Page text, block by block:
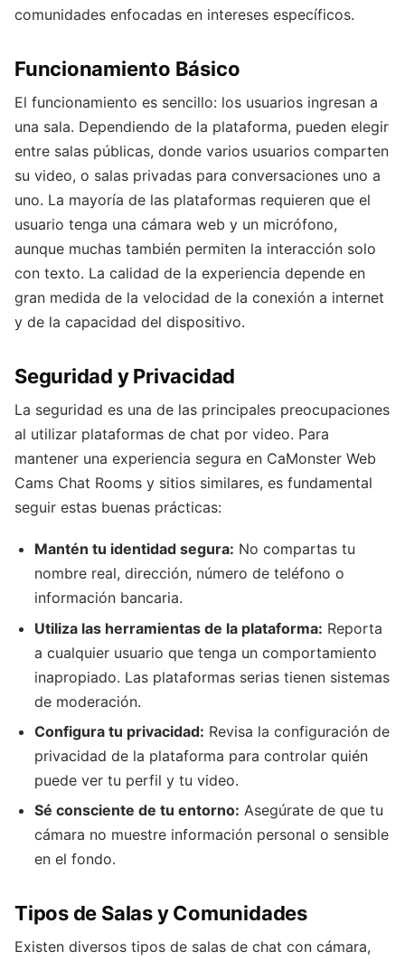
comunidades enfocadas en intereses específicos.
Funcionamiento Básico
El funcionamiento es sencillo: los usuarios ingresan a
una sala. Dependiendo de la plataforma, pueden elegir
entre salas públicas, donde varios usuarios comparten
su video, o salas privadas para conversaciones uno a
uno. La mayoría de las plataformas requieren que el
usuario tenga una cámara web y un micrófono,
aunque muchas también permiten la interacción solo
con texto. La calidad de la experiencia depende en
gran medida de la velocidad de la conexión a internet
y de la capacidad del dispositivo.
Seguridad y Privacidad
La seguridad es una de las principales preocupaciones
al utilizar plataformas de chat por video. Para
mantener una experiencia segura en CaMonster Web
Cams Chat Rooms y sitios similares, es fundamental
seguir estas buenas prácticas:
Mantén tu identidad segura: No compartas tu
nombre real, dirección, número de teléfono o
información bancaria.
Utiliza las herramientas de la plataforma: Reporta
a cualquier usuario que tenga un comportamiento
inapropiado. Las plataformas serias tienen sistemas
de moderación.
Configura tu privacidad: Revisa la configuración de
privacidad de la plataforma para controlar quién
puede ver tu perfil y tu video.
Sé consciente de tu entorno: Asegúrate de que tu
cámara no muestre información personal o sensible
en el fondo.
Tipos de Salas y Comunidades
Existen diversos tipos de salas de chat con cámara,